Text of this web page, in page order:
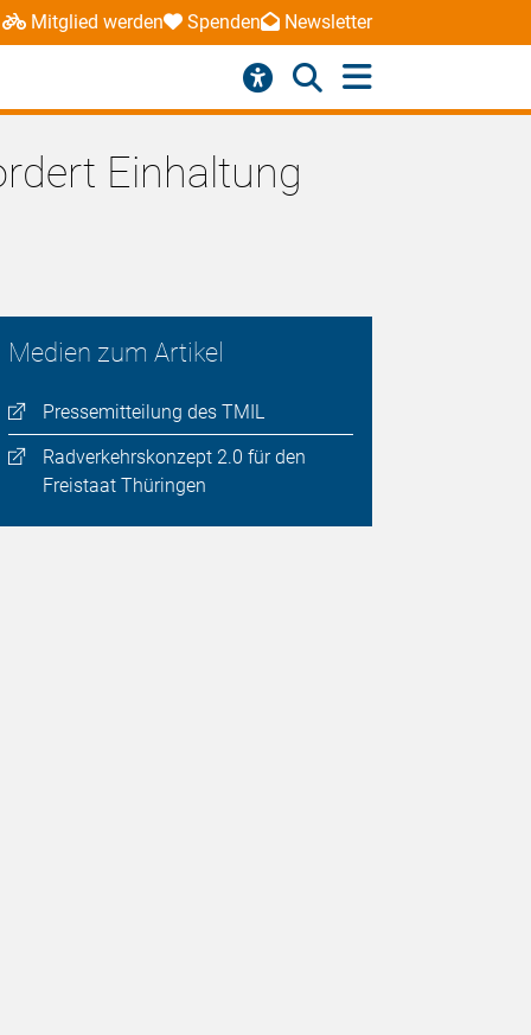
Mitglied werden Spenden Newsletter
Einhaltung
Medien zum Artikel
Pressemitteilung des TMIL
Radverkehrskonzept 2.0 für den
Freistaat Thüringen